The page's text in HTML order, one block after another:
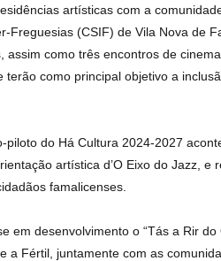
artísticas com a
Freguesias (CSIF) de Vila Nova de
assim como três encontros de
terão como principal objetivo a
piloto do Há Cultura 2024-2027
artística d’O Eixo do Jazz,
famalicenses.
em desenvolvimento o “Tás a Rir
a Fértil, juntamente com as